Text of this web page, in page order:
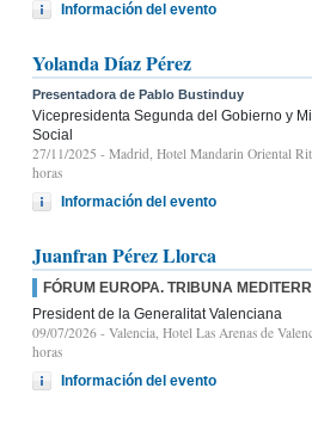
Información del evento
Yolanda Díaz Pérez
Presentadora de Pablo Bustinduy
Vicepresidenta Segunda del Gobierno y
Social
27/11/2025 - Madrid, Hotel Mandarin Oriental
horas
Información del evento
Juanfran Pérez Llorca
FÓRUM EUROPA. TRIBUNA
President de la Generalitat Valenciana
09/07/2026 - Valencia, Hotel Las Arenas de
horas
Información del evento